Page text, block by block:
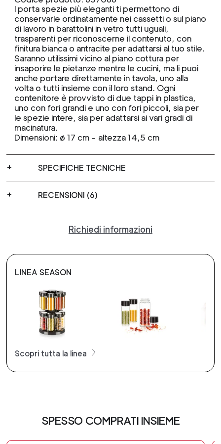
I porta spezie più eleganti ti permettono di
conservarle ordinatamente nei cassetti o sul piano
di lavoro in barattolini in vetro tutti uguali,
trasparenti per riconoscerne il contenuto, con
finitura bianca o antracite per adattarsi al tuo stile.
Saranno utilissimi vicino al piano cottura per
insaporire le pietanze mentre le cucini, ma li puoi
anche portare direttamente in tavola, uno alla
volta o tutti insieme con il loro stand. Ogni
contenitore è provvisto di due tappi in plastica,
uno con fori grandi e uno con fori piccoli, sia per
le spezie intere, sia per adattarsi ai vari gradi di
macinatura.
Dimensioni: ø 17 cm - altezza 14,5 cm
SPECIFICHE TECNICHE
RECENSIONI (6)
Richiedi informazioni
LINEA SEASON
Scopri tutta la linea
SPESSO COMPRATI INSIEME